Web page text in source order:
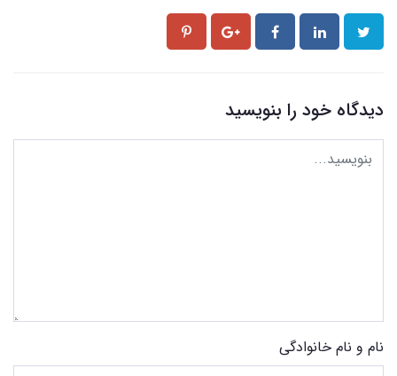
دیدگاه خود را بنویسید
نام و نام خانوادگی